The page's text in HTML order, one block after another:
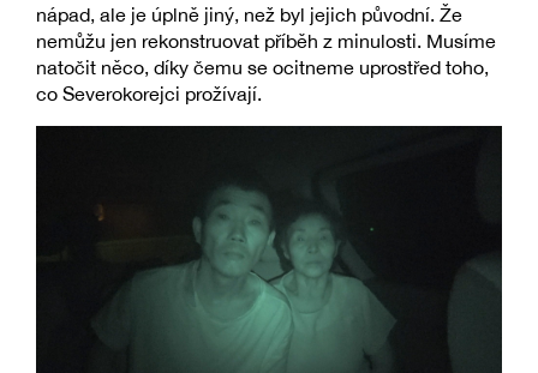
nápad, ale je úplně jiný, než byl jejich původní. Že
nemůžu jen rekonstruovat příběh z minulosti. Musíme
natočit něco, díky čemu se ocitneme uprostřed toho,
co Severokorejci prožívají.